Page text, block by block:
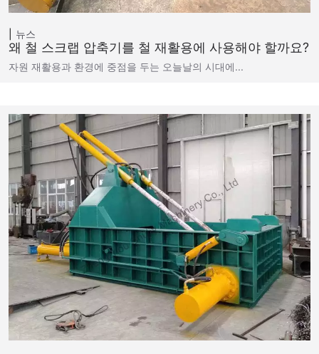
뉴스
왜 철 스크랩 압축기를 철 재활용에 사용해야 할까요?
자원 재활용과 환경에 중점을 두는 오늘날의 시대에...